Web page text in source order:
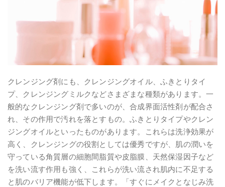
クレンジング剤にも、クレンジングオイル、ふきとりタイ
プ、クレンジングミルクなどさまざまな種類があります。一
般的なクレンジング剤で多いのが、合成界面活性剤が配合さ
れ、その作用で汚れを落とすもの。ふきとりタイプやクレン
ジングオイルといったものがあります。これらは洗浄効果が
高く、クレンジングの役割としては優秀ですが、肌の潤いを
守っている角質層の細胞間脂質や皮脂膜、天然保湿因子など
を洗い流す作用も強く、これらが洗い流され肌内に不足する
と肌のバリア機能が低下します。「すぐにメイクとなじみ洗